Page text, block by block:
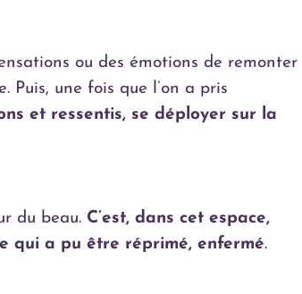
ou des émotions de remonter
Puis, une fois que l’on a pris
et ressentis, se déployer sur la
du beau. C’est, dans cet espace,
qui a pu être réprimé, enfermé.